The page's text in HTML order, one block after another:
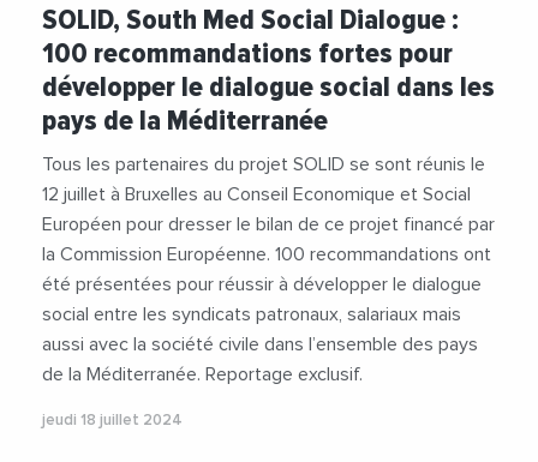
#DeveloppementDurable
#Innovation
#JihenBoutiba
#ONG #Politique
#Social
#TarekTawfik
#Transition #UnionEuropeenne
SOLID, South Med Social Dialogue :
100 recommandations fortes pour
développer le dialogue social dans les
pays de la Méditerranée
Tous les partenaires du projet SOLID se sont réunis le
12 juillet à Bruxelles au Conseil Economique et Social
Européen pour dresser le bilan de ce projet financé par
la Commission Européenne. 100 recommandations ont
été présentées pour réussir à développer le dialogue
social entre les syndicats patronaux, salariaux mais
aussi avec la société civile dans l’ensemble des pays
de la Méditerranée. Reportage exclusif.
jeudi 18 juillet 2024